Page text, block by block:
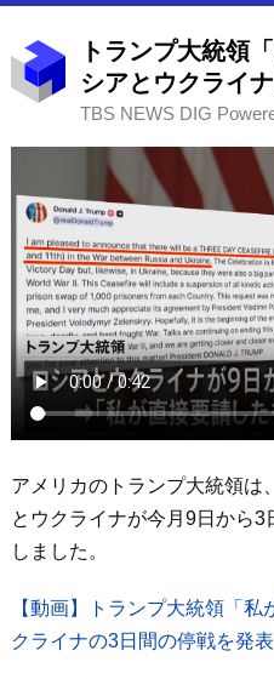
トランプ大統領
シアとウクライ
TBS NEWS DIG
アメリカのトランプ大統領は
とウクライナが今月9日から
しました。
【動画】トランプ大統領「
クライナの3日間の停戦を発表